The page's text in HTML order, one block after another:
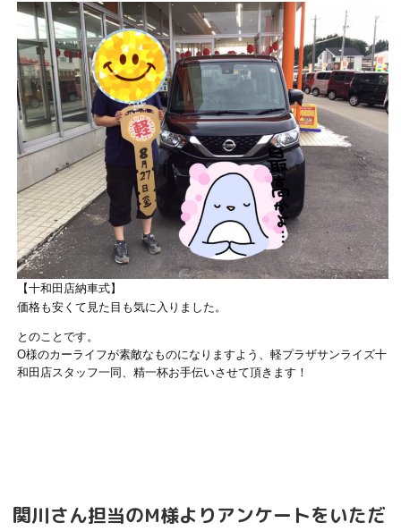
【十和田店納車式】
価格も安くて見た目も気に入りました。
とのことです。
O様のカーライフが素敵なものになりますよう、軽プラザサンライズ十
和田店スタッフ一同、精一杯お手伝いさせて頂きます！
関川さん担当のM様よりアンケートをいただ